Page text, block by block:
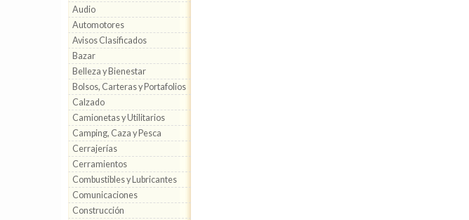
Audio
Automotores
Avisos Clasificados
Bazar
Belleza y Bienestar
Bolsos, Carteras y Portafolios
Calzado
Camionetas y Utilitarios
Camping, Caza y Pesca
Cerrajerías
Cerramientos
Combustibles y Lubricantes
Comunicaciones
Construcción